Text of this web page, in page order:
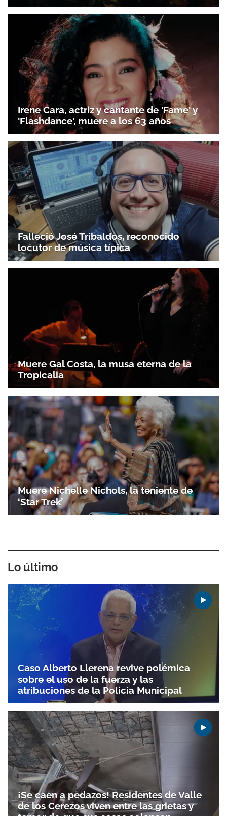
Irene Cara, actriz y cantante de 'Fame' y
'Flashdance', muere a los 63 años
Falleció José Tribaldos, reconocido
locutor de música típica
Muere Gal Costa, la musa eterna de la
Tropicalia
Muere Nichelle Nichols, la teniente de
‘Star Trek’
Lo último
Caso Alberto Llerena revive polémica
sobre el uso de la fuerza y las
atribuciones de la Policía Municipal
¡Se caen a pedazos! Residentes de Valle
de los Cerezos viven entre las grietas y